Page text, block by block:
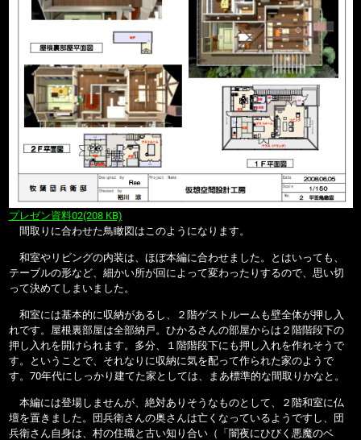
プレゼン資料02(208 KB)
間取りに合わせた鳥瞰図はこのようになります。
和室やリビングの内装は、ほぼ本編に合わせました。とはいっても、
テーブルの形など、細かい所が回によって変わったりするので、思い切
って決めてしまいました。
和室には基本的に収納があるし、２階ゲストルームも壁全体が押し入
れです。屋根裏部屋は全部納戸。ひかるさんの部屋からは２階階段下の
押し入れを開けられます。多分、１階階段下にも押し入れを作れそうで
す。ということで、それなりに収納に気を配って作られた家のようで
す。70年代にしっかり建てた家としては、まあ標準的な間取りかなと。
本編には登場しませんが、絶対ありそうなものとして、２階和室に仏
壇を置きました。団兵衛さんの奥さんは亡くなっているようですし、団
兵衛さん自身は、村の住職と古い知り合い（「闇夜にひびく悪魔のベ